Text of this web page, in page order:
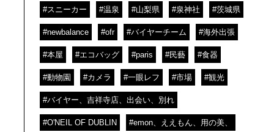
#スニーカー #温泉 #山梨県 #泉神社 #茨城県
#newbalance #ofr #バイヤーチーム #海外出張
#本屋 #エコバッグ #paris #民藝 #食器
#動物園 #カメラ #一眼レフ #市場 #観光
#バイヤー、吉祥寺店、出会い、別れ
#O'NEIL OF DUBLIN #emon、ええもん、用の美、